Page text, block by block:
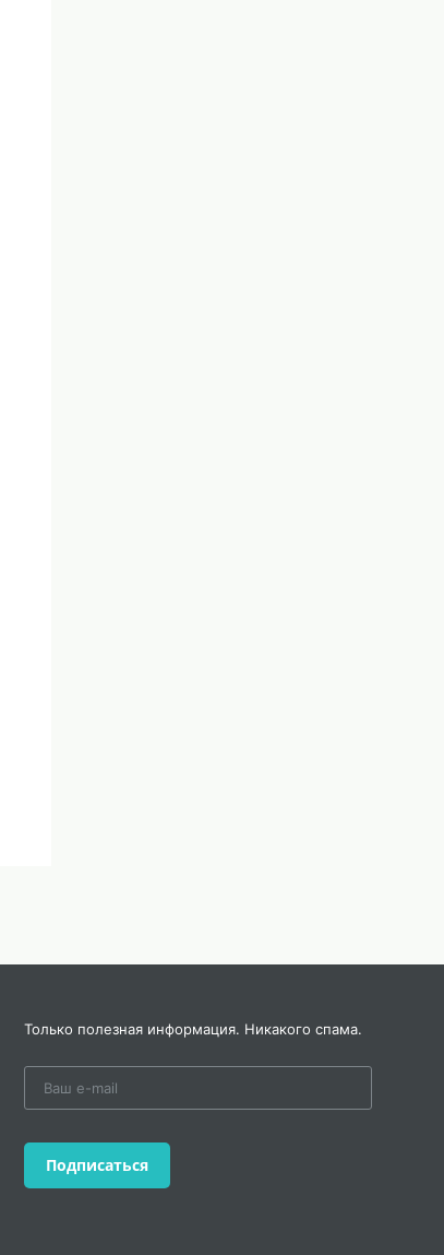
Только полезная информация. Никакого спама.
Подписаться